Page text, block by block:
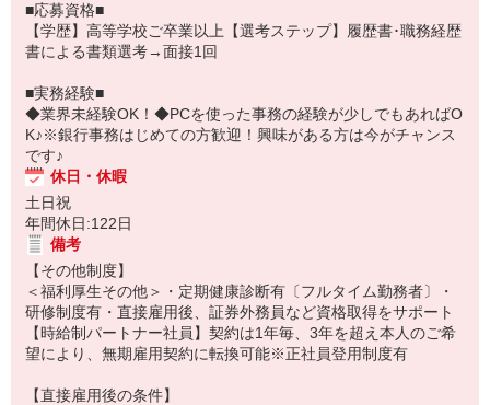
■応募資格■
【学歴】高等学校ご卒業以上【選考ステップ】履歴書･職務経歴
書による書類選考→面接1回
■実務経験■
◆業界未経験OK！◆PCを使った事務の経験が少しでもあればO
K♪※銀行事務はじめての方歓迎！興味がある方は今がチャンス
です♪
休日・休暇
土日祝
年間休日:122日
備考
【その他制度】
＜福利厚生その他＞・定期健康診断有〔フルタイム勤務者〕・
研修制度有・直接雇用後、証券外務員など資格取得をサポート
【時給制パートナー社員】契約は1年毎、3年を超え本人のご希
望により、無期雇用契約に転換可能※正社員登用制度有
【直接雇用後の条件】